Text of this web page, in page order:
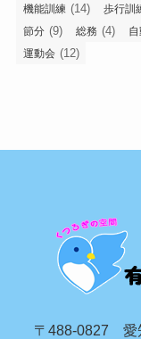
機能訓練 (14) 歩行訓
節分 (9) 総務 (4)
運動会 (12)
〒488-0827 愛